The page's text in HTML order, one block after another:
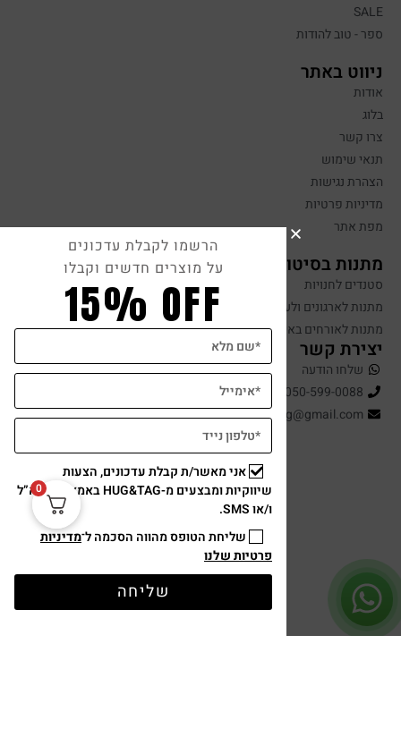
SALE
ספר - טוב להודות
ניווט באתר
אודות
בלוג
צרו קשר
תנאי שימוש
הצהרת נגישות
מדיניות פרטיות
מפת אתר
מתנות בסיטונאות
סטנדים לחנויות
מתנות לארגונים ולעובדים
מתנות לאורחים באירועים
יצירת קשר
שלחו הודעה
050-599-0088
hugandtag@gmail.com
0
הרשמו לקבלת עדכונים
על מוצרים חדשים וקבלו
15% OFF
אני מאשר/ת קבלת עדכונים, הצעות
שיווקיות ומבצעים מ-HUG&TAG באמצעות דוא”ל
ו/או SMS.
שליחת הטופס מהווה הסכמה ל־מדיניות
פרטיות שלנו
שליחה